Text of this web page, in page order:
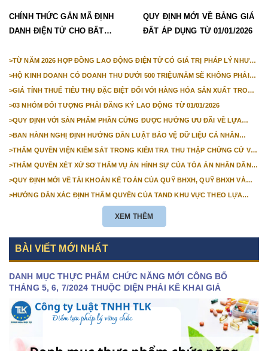
CHÍNH THỨC GẮN MÃ ĐỊNH
DANH ĐIỆN TỬ CHO BẤT
QUY ĐỊNH MỚI VỀ BẢNG GIÁ
ĐẤT ÁP DỤNG TỪ 01/01/2026
>TỪ NĂM 2026 HỢP ĐỒNG LAO ĐỘNG ĐIỆN TỬ CÓ GIÁ TRỊ PHÁP LÝ NHƯ
>HỘ KINH DOANH CÓ DOANH THU DƯỚI 500 TRIỆU/NĂM SẼ KHÔNG PHẢI
>GIÁ TÍNH THUẾ TIÊU THỤ ĐẶC BIỆT ĐỐI VỚI HÀNG HÓA SẢN XUẤT TRONG
>03 NHÓM ĐỐI TƯỢNG PHẢI ĐĂNG KÝ LAO ĐỘNG TỪ 01/01/2026
>QUY ĐỊNH VỚI SẢN PHẨM PHẦN CỨNG ĐƯỢC HƯỞNG ƯU ĐÃI VỀ LỰA
>BAN HÀNH NGHỊ ĐỊNH HƯỚNG DẪN LUẬT BẢO VỆ DỮ LIỆU CÁ NHÂN
>THẨM QUYỀN VIỆN KIỂM SÁT TRONG KIỂM TRA THU THẬP CHỨNG CỨ VỤ
>THẨM QUYỀN XÉT XỬ SƠ THẨM VỤ ÁN HÌNH SỰ CỦA TÒA ÁN NHÂN DÂN
>QUY ĐỊNH MỚI VỀ TÀI KHOẢN KẾ TOÁN CỦA QUỸ BHXH, QUỸ BHXH VÀ
>HƯỚNG DẪN XÁC ĐỊNH THẨM QUYỀN CỦA TAND KHU VỰC THEO LỰA
XEM THÊM
BÀI VIẾT MỚI NHẤT
DANH MỤC THỰC PHẨM CHỨC NĂNG MỚI CÔNG BỐ
THÁNG 5, 6, 7/2024 THUỘC DIỆN PHẢI KÊ KHAI GIÁ